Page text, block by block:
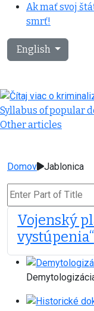
Ak mať svoj
smrť!
Select your language
English
Syllabus of popular
Other articles
Domov Jablonica
Enter Part of Title
Vojenský
vystúpenia“